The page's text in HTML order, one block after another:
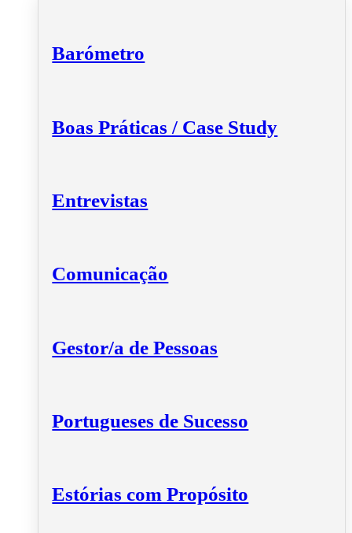
Barómetro
Boas Práticas / Case Study
Entrevistas
Comunicação
Gestor/a de Pessoas
Portugueses de Sucesso
Estórias com Propósito